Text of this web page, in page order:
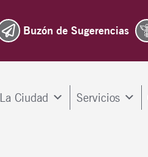
Buzón de Sugerencias
La Ciudad Servicios